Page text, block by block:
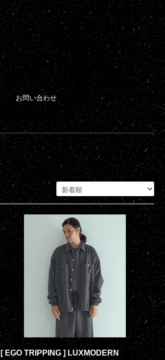
お問い合わせ
[ EGO TRIPPING ] LUXMODERN